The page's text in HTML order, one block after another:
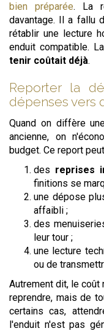
bien préparée. La
davantage. Il a fallu
rétablir une lecture
enduit compatible.
tenir coûtait déjà.
Reporter la
dépenses vers
Quand on diffère
ancienne, on
budget. Ce report
des reprises
finitions se
une dépose
affaibli ;
des
leur tour ;
une lecture
ou de
Autrement dit, le
reprendre, mais de
certains cas,
l'enduit n'est pas